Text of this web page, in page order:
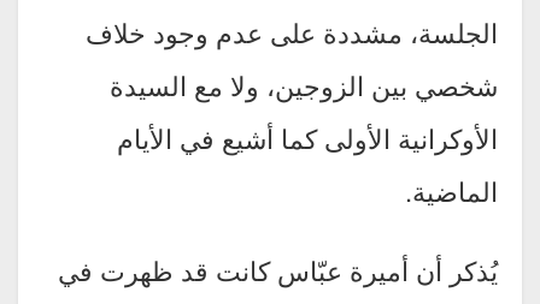
الجلسة، مشددة على عدم وجود خلاف
شخصي بين الزوجين، ولا مع السيدة
الأوكرانية الأولى كما أشيع في الأيام
الماضية.
يُذكر أن أميرة عبّاس كانت قد ظهرت في